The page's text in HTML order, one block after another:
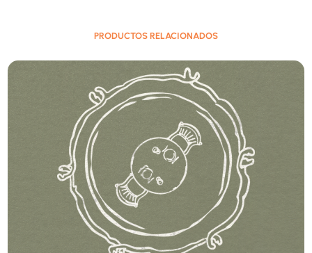
CST
Email:
eventos@convivencia.org
PRODUCTOS RELACIONADOS